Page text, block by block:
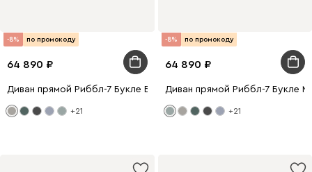
-8% по промокоду
64 890
Диван прямой Риббл-7 Букле Бежевый
+21
-8% по промокоду
64 890
Диван прямой Риббл-7 Букле
+21